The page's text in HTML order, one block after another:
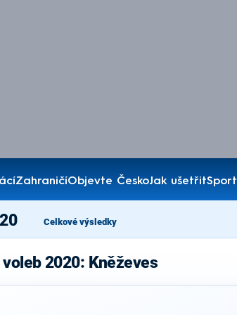
ZahraničíObjevte ČeskoJak ušetřitSport
Celkové výsledky
2020: Kněževes